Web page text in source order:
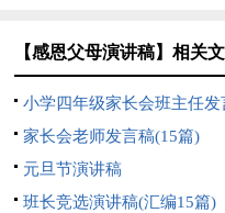
【感恩父母演讲稿】相关文
小学四年级家长会班主任发
稿家长会老师发言稿(15篇)
元旦节演讲稿
班长竞选演讲稿(汇编15篇)